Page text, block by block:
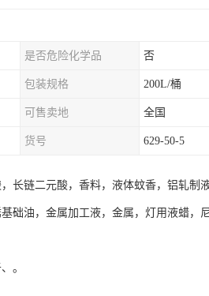
是否危险化学品 否
包装规格 200L/桶
可售卖地 全国
货号 629-50-5
长链二元酸，香料，液体蚊香，铝轧制
础油，金属加工液，金属，灯用液蜡，
。